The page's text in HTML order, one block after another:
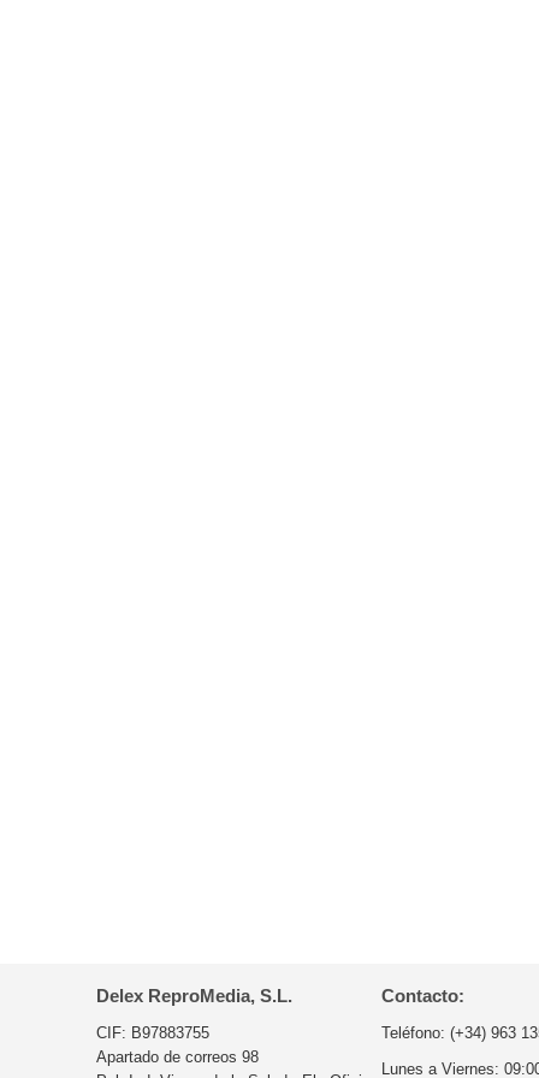
Delex ReproMedia, S.L.
CIF: B97883755
Apartado de correos 98
Contacto:
Teléfono: (+34) 963
Lunes a Viernes: